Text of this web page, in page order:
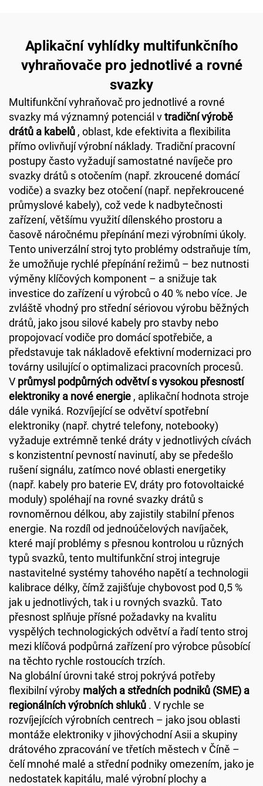
Aplikační vyhlídky multifunkčního
vyhraňovače pro jednotlivé a rovné
svazky
Multifunkční vyhraňovač pro jednotlivé a rovné
svazky má významný potenciál vtradiční výrobě
drátů a kabelů , oblast, kde efektivita a flexibilita
přímo ovlivňují výrobní náklady. Tradiční pracovní
postupy často vyžadují samostatné navíječe pro
svazky drátů s otočením (např. zkroucené domácí
vodiče) a svazky bez otočení (např. nepřekroucené
průmyslové kabely), což vede k nadbytečnosti
zařízení, většímu využití dílenského prostoru a
časově náročnému přepínání mezi výrobními úkoly.
Tento univerzální stroj tyto problémy odstraňuje tím,
že umožňuje rychlé přepínání režimů – bez nutnosti
výměny klíčových komponent – a snižuje tak
investice do zařízení u výrobců o 40 % nebo více. Je
zvláště vhodný pro střední sériovou výrobu běžných
drátů, jako jsou silové kabely pro stavby nebo
propojovací vodiče pro domácí spotřebiče, a
představuje tak nákladově efektivní modernizaci pro
továrny usilující o optimalizaci pracovních procesů.
V průmysl podpůrných odvětví s vysokou přesností
elektroniky a nové energie , aplikační hodnota stroje
dále vyniká. Rozvíjející se odvětví spotřební
elektroniky (např. chytré telefony, notebooky)
vyžaduje extrémně tenké dráty v jednotlivých cívách
s konzistentní pevností navinutí, aby se předešlo
rušení signálu, zatímco nové oblasti energetiky
(např. kabely pro baterie EV, dráty pro fotovoltaické
moduly) spoléhají na rovné svazky drátů s
rovnoměrnou délkou, aby zajistily stabilní přenos
energie. Na rozdíl od jednoúčelových navíjaček,
které mají problémy s přesnou kontrolou u různých
typů svazků, tento multifunkční stroj integruje
nastavitelné systémy tahového napětí a technologii
kalibrace délky, čímž zajišťuje chybovost pod 0,5 %
jak u jednotlivých, tak i u rovných svazků. Tato
přesnost splňuje přísné požadavky na kvalitu
vyspělých technologických odvětví a řadí tento stroj
mezi klíčová podpůrná zařízení pro výrobce působící
na těchto rychle rostoucích trzích.
Na globální úrovni také stroj pokrývá potřeby
flexibilní výroby malých a středních podniků (SME) a
regionálních výrobních shluků . V rychle se
rozvíjejících výrobních centrech – jako jsou oblasti
montáže elektroniky v jihovýchodní Asii a skupiny
drátového zpracování ve třetích městech v Číně –
čelí mnohé malé a střední podniky omezením, jako je
nedostatek kapitálu, malé výrobní plochy a